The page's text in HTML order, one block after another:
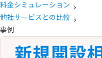
料金シミュレーション
他社サービスとの比較
事例